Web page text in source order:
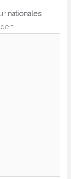
nationales